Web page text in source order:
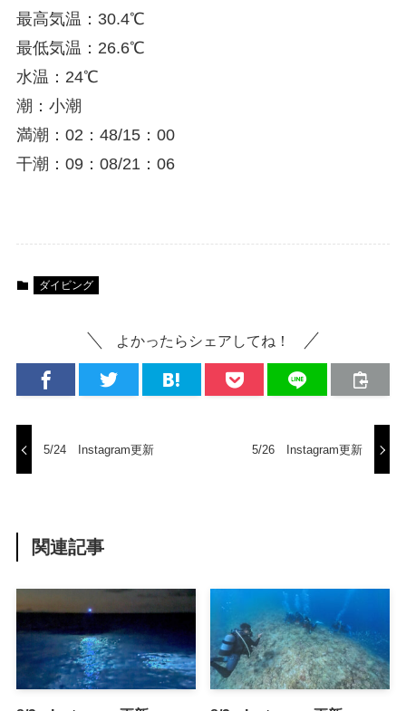
最高気温：30.4℃
最低気温：26.6℃
水温：24℃
潮：小潮
満潮：02：48/15：00
干潮：09：08/21：06
ダイビング
よかったらシェアしてね！
5/24 Instagram更新 5/26 Instagram更新
関連記事